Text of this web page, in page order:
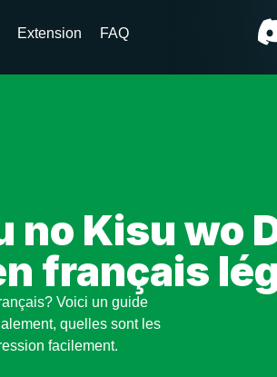
Extension FAQ
no Kisu wo
français
Voici un guide
quelles sont les
facilement.